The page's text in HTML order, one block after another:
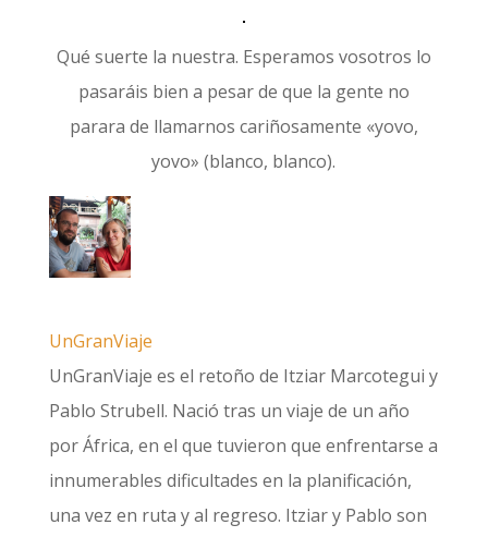
Qué suerte la nuestra. Esperamos vosotros lo
pasaráis bien a pesar de que la gente no
parara de llamarnos cariñosamente «yovo,
yovo» (blanco, blanco).
UnGranViaje
UnGranViaje es el retoño de Itziar Marcotegui y
Pablo Strubell. Nació tras un viaje de un año
por África, en el que tuvieron que enfrentarse a
innumerables dificultades en la planificación,
una vez en ruta y al regreso. Itziar y Pablo son